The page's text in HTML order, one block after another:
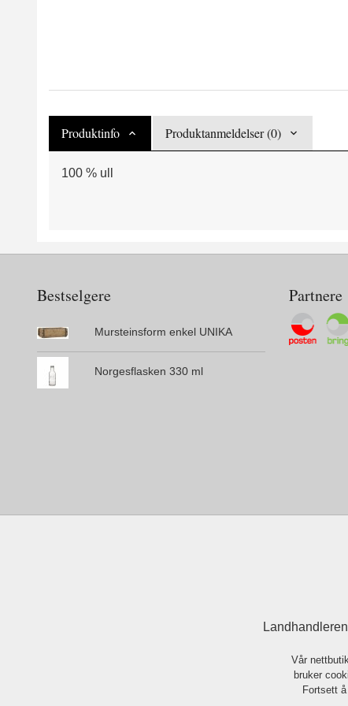
Produktinfo Produktanmeldelser (0)
100 % ull
Bestselgere
Mursteinsform enkel UNIKA
Norgesflasken 330 ml
Partnere
Vår
bruker
Fortsett